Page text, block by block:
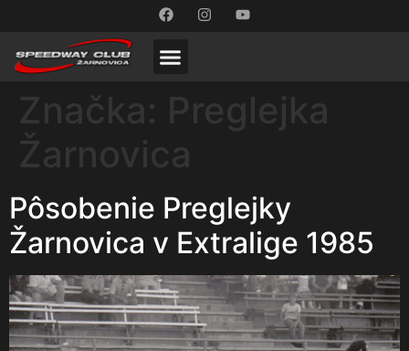
Značka:
Preglejka
Žarnovica
Pôsobenie Preglejky
Žarnovica v Extralige 1985